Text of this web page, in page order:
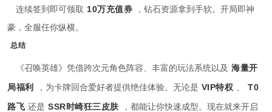
连续签到即可领取 10万充值券
，钻石资源拿到手软。开局即神
豪，全服任你纵横。
总结
《召唤英雄》凭借跨次元角色阵容、丰富的玩法系统以及 海量开
局福利
，为卡牌回合爱好者提供绝佳体验。无论是 VIP特权
T0
路飞 还是 SSR时崎狂三皮肤
，都能让你快速成型。现在就来开启